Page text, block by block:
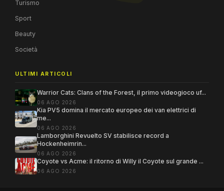
Turismo
Sport
Beauty
Società
ULTIMI ARTICOLI
Warrior Cats: Clans of the Forest, il primo videogioco uf...
06 AGO 2026
Kia PV5 domina il mercato europeo dei van elettrici di
me...
06 AGO 2026
Lamborghini Revuelto SV stabilisce record a
Hockenheimrin...
06 AGO 2026
Coyote vs Acme: il ritorno di Willy il Coyote sul grande ...
06 AGO 2026